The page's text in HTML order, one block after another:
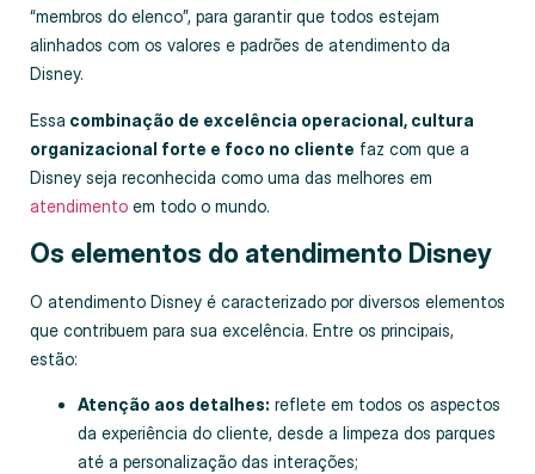
“membros do elenco”, para garantir que todos estejam
alinhados com os valores e padrões de atendimento da
Disney.
Essa combinação de excelência operacional, cultura
organizacional forte e foco no cliente faz com que a
Disney seja reconhecida como uma das melhores em
atendimento em todo o mundo.
Os elementos do atendimento Disney
O atendimento Disney é caracterizado por diversos elementos
que contribuem para sua excelência. Entre os principais,
estão:
Atenção aos detalhes: reflete em todos os aspectos
da experiência do cliente, desde a limpeza dos parques
até a personalização das interações;